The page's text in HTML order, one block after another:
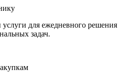
для ежедневного решения
задач.